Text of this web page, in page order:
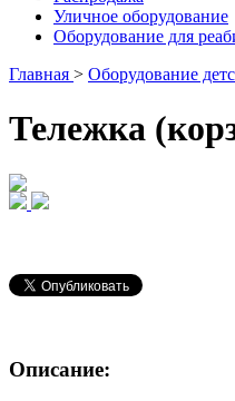
Уличное оборудование
Оборудование для
Главная > Оборудование
Тележка
Описание: